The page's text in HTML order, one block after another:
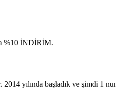
%10 İNDİRİM.
yılında başladık ve şimdi 1